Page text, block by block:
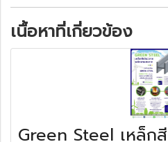
เนื้อหาที่เกี่ยวข้อง
Green Steel เหล็ก